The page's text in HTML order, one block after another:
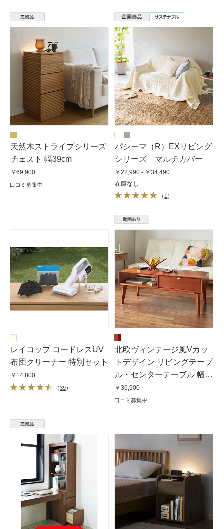
天然木ストライプシリーズ
チェスト 幅39cm
￥69,900
口コミ募集中
パシーマ（R）EXリビング
シリーズ マルチカバー
￥22,990 - ￥34,490
在庫なし
（ 1 ）
レイコップ コードレスUV
布団クリーナー 特別セット
￥14,800
（39）
北欧ヴィンテージ風Vカッ
トデザイン リビングテーブ
ル・センターテーブル 幅
105cm
￥36,900
口コミ募集中